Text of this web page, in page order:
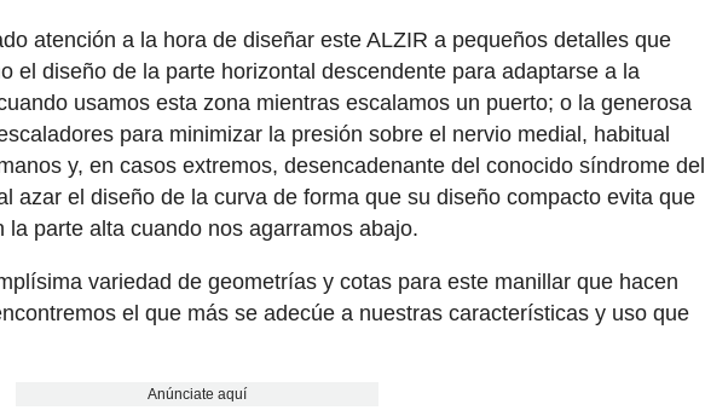
atención a la hora de diseñar este ALZIR a pequeños detalles que
el diseño de la parte horizontal descendente para adaptarse a la
usamos esta zona mientras escalamos un puerto; o la generosa
para minimizar la presión sobre el nervio medial, habitual
y, en casos extremos, desencadenante del conocido síndrome del
azar el diseño de la curva de forma que su diseño compacto evita que
parte alta cuando nos agarramos abajo.
variedad de geometrías y cotas para este manillar que hacen
el que más se adecúe a nuestras características y uso que
Anúnciate aquí